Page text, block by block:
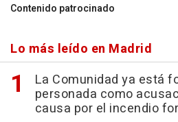
Contenido patrocinado
Lo más leído en Madrid
La Comunidad ya está
personada como
causa por el incendio